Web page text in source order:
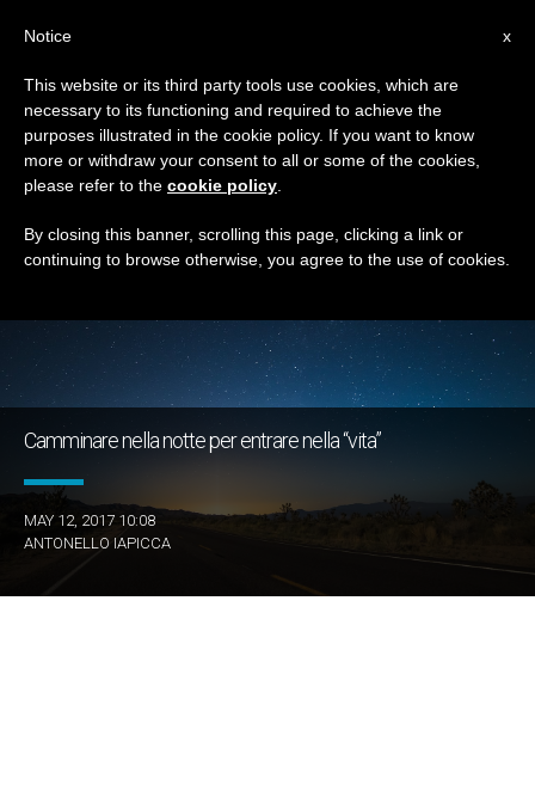
TAG
Posts Tagged ‘lettura’
ULTIME NOTIZIE
Camminare nella notte per entrare nella “vita”
MAY 12, 2017 10:08
ANTONELLO IAPICCA
x
Notice
This website or its third party tools use cookies, which are
necessary to its functioning and required to achieve the
purposes illustrated in the cookie policy. If you want to know
more or withdraw your consent to all or some of the cookies,
please refer to the cookie policy
By closing this banner, scrolling this page, clicking a link or
continuing to browse otherwise, you agree to the use of cookies.